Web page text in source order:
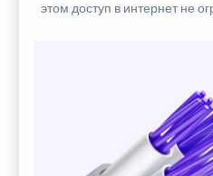
этом доступ в интернет не